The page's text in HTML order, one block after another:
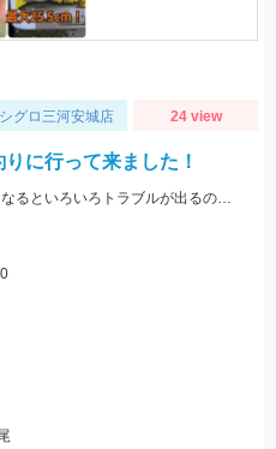
グロ三河安城店 24 view
に行って来ました！
益田川の鮎は依然好調！このサイズになるといろいろトラブルが出るので仕掛けは太めがおすすめです！針は7.5号～８号！三河安城店岩崎釣行